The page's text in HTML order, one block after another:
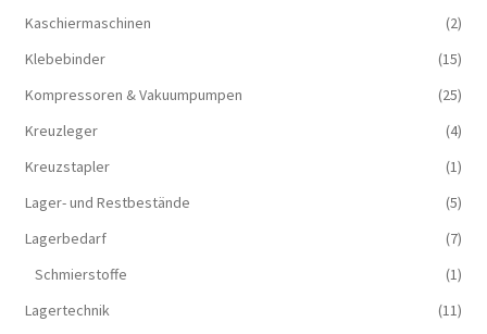
Kaschiermaschinen
(2)
Klebebinder
(15)
Kompressoren & Vakuum­pumpen
(25)
Kreuzleger
(4)
Kreuzstapler
(1)
Lager- und Restbestände
(5)
Lagerbedarf
(7)
Schmierstoffe
(1)
Lagertechnik
(11)